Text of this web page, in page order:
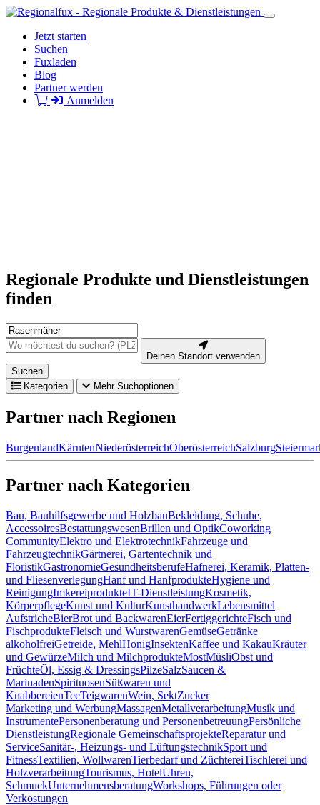
Jetzt starten
Suchen
Fuxladen
Blog
Partner werden
Anmelden
Regionale Produkte und Dienstleistungen
finden
Deinen Standort verwenden
Suchen
Kategorien
Mehr Suchoptionen
Partner nach Regionen
BurgenlandKärntenNiederösterreichOberösterreichSalzburg
Partner nach Kategorien
Bau, Bauhilfsgewerbe und HolzbauBekleidung, Schuhe,
AccessoiresBestattungswesenBrillen und OptikCoworking
CommunityElektro und ElektrotechnikFahrzeuge und
FahrzeugtechnikGärtnerei, Gartentechnik und
FloristikGastronomieGesundheitsberufeHafnerei, Keramik, Platten-
und FliesenverlegungHanf und HanfprodukteHygiene und
ReinigungImkereiprodukteIT-DienstleistungKosmetik,
KörperpflegeKunst und KulturKunsthandwerkLebensmittel
AufstricheBierBrot und BackwarenEierFertiggerichteFisch und
FischprodukteFleisch und WurstwarenGemüseGetränke
alkoholfreiGetreide, MehlHonigInsektenKaffee und KakauKräuter
und GewürzeMilch und MilchprodukteMostMüsliObst und
FrüchteÖl, Essig & DressingsPilzeSalzSaucen &
MarinadenSpirituosenSüßwaren und
KnabbereienTeeTeigwarenWein, SektZucker
Marketing und WerbungMassagenMetallverarbeitungMusik und
InstrumentePersonenberatung und PersonenbetreuungPersönliche
DienstleistungRegionale GemeinschaftsprojekteReparatur und
ServiceSanitär-, Heizungs- und LüftungstechnikSport und
FitnessTextilien, WollwarenTierbedarf und ZüchtereiTischlerei und
HolzverarbeitungTourismus, HotelUhren,
SchmuckUnternehmensberatungWorkshops, Führungen oder
Verkostungen